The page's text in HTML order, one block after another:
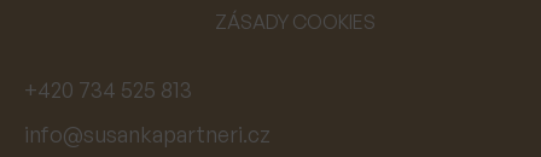
ZÁSADY COOKIES
+420 734 525 813
info@susankapartneri.cz